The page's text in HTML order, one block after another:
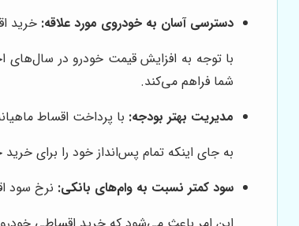
دسترسی آسان به خودروی مورد علاقه: خرید
با توجه به افزایش قیمت خودرو در سال‌های
شما فراهم می‌کند.
مدیریت بهتر بودجه: با پرداخت اقساط
به جای اینکه تمام پس‌انداز خود را برای
سود کمتر نسبت به وام‌های بانکی: نرخ سود